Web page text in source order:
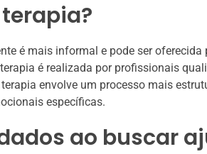
é mais informal e pode ser
é realizada por profissionais
envolve um processo mais
específicas.
ao buscar